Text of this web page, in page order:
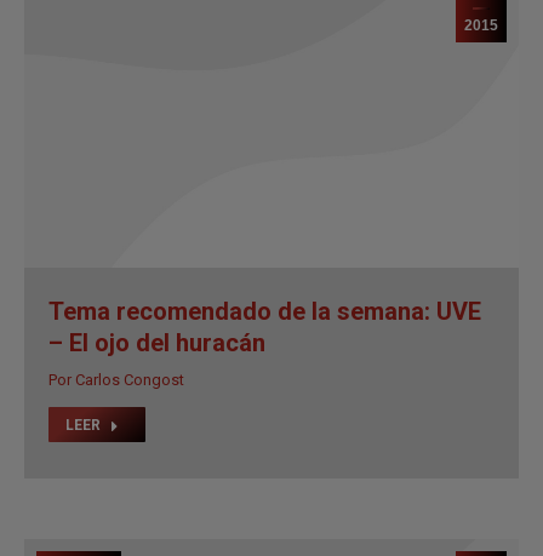
2015
Tema recomendado de la semana: UVE
– El ojo del huracán
Por Carlos Congost
LEER